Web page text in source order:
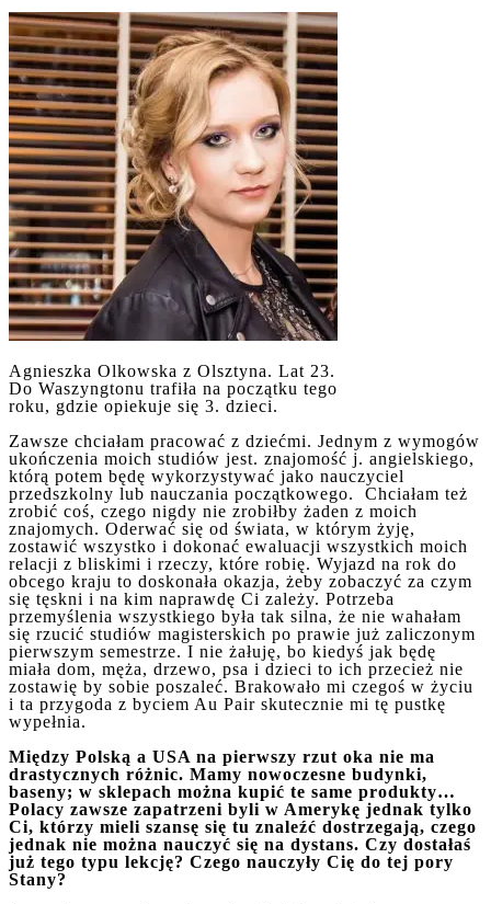
Agnieszka Olkowska z Olsztyna. Lat 23.
Do Waszyngtonu trafiła na początku tego
roku, gdzie opiekuje się 3. dzieci.
Zawsze chciałam pracować z dziećmi. Jednym z wymogów
ukończenia moich studiów jest. znajomość j. angielskiego,
którą potem będę wykorzystywać jako nauczyciel
przedszkolny lub nauczania początkowego. Chciałam też
zrobić coś, czego nigdy nie zrobiłby żaden z moich
znajomych. Oderwać się od świata, w którym żyję,
zostawić wszystko i dokonać ewaluacji wszystkich moich
relacji z bliskimi i rzeczy, które robię. Wyjazd na rok do
obcego kraju to doskonała okazja, żeby zobaczyć za czym
się tęskni i na kim naprawdę Ci zależy. Potrzeba
przemyślenia wszystkiego była tak silna, że nie wahałam
się rzucić studiów magisterskich po prawie już zaliczonym
pierwszym semestrze. I nie żałuję, bo kiedyś jak będę
miała dom, męża, drzewo, psa i dzieci to ich przecież nie
zostawię by sobie poszaleć. Brakowało mi czegoś w życiu
i ta przygoda z byciem Au Pair skutecznie mi tę pustkę
wypełnia.
Między Polską a USA na pierwszy rzut oka nie ma
drastycznych różnic. Mamy nowoczesne budynki,
baseny; w sklepach można kupić te same produkty…
Polacy zawsze zapatrzeni byli w Amerykę jednak tylko
Ci, którzy mieli szansę się tu znaleźć dostrzegają, czego
jednak nie można nauczyć się na dystans. Czy dostałaś
już tego typu lekcję? Czego nauczyły Cię do tej pory
Stany?